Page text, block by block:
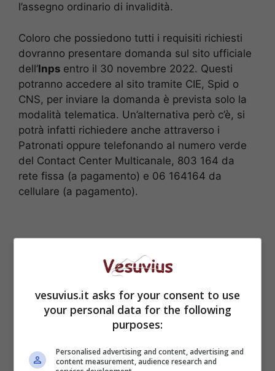
l’assegno ordinario di invalidità.
Coloro che possiedono tutti i requisiti richiesti
dovranno presentare domanda sul sito ufficiale
dell’Inps entro il 30 novembre 2022. Questi
potranno accedere al sito tramite CIE, Spid o
CNS, per inviare la domanda è prevista solo la
modalità telematica. Un’alternativa però c’è, si
potrà infatti richiedere anche attraverso i
Patronati oppure telefonando al numero verde
del Contact Center Multicanale, 803 164 da
rete fissa (a pagamento) e 06 164164 da
cellulare (a pagamento).
vesuvius.it asks for your consent to use
your personal data for the following
purposes:
Personalised advertising and content, advertising and
content measurement, audience research and